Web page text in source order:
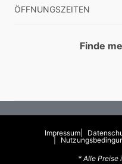
ÖFFNUNGSZEITEN
Finde
Impressum
* Alle Preise